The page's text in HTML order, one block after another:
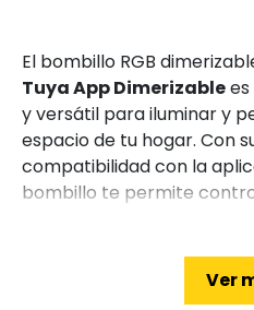
El bombillo RGB
Tuya App Dimerizable
y versátil para iluminar y
espacio de tu hogar. Con
compatibilidad con la
bombillo te permite
smartphone. Además, su
Ver